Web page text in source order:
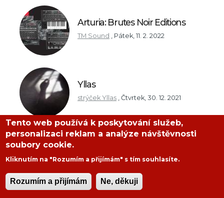
Arturia: Brutes Noir Editions
TM Sound , Pátek, 11. 2. 2022
Yllas
strýček Yllas , Čtvrtek, 30. 12. 2021
Tento web používá k poskytování služeb,
personalizaci reklam a analýze návštěvnosti
soubory cookie.
Kliknutím na "Rozumím a přijímám" s tím souhlasíte.
Rozumím a přijímám Ne, děkuji